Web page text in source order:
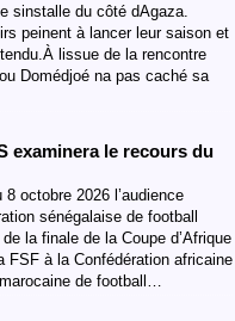
sinstalle du côté dAgaza.
peinent à lancer leur saison et
lissue de la rencontre
Domédjoé na pas caché sa
examinera le recours du
octobre 2026 l’audience
sénégalaise de football
la finale de la Coupe d’Afrique
FSF à la Confédération africaine
de football…